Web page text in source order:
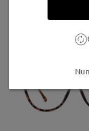
MT37644